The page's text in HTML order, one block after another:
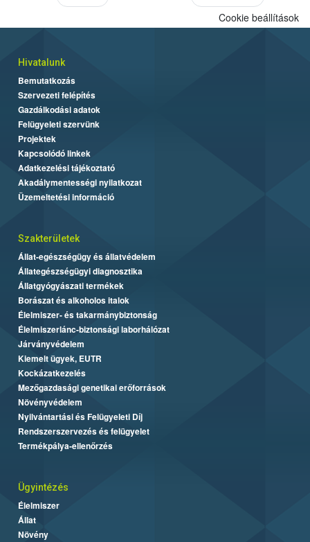
Cookie beállítások
Hivatalunk
Bemutatkozás
Szervezeti felépítés
Gazdálkodási adatok
Felügyeleti szervünk
Projektek
Kapcsolódó linkek
Adatkezelési tájékoztató
Akadálymentességi nyilatkozat
Üzemeltetési információ
Szakterületek
Állat-egészségügy és állatvédelem
Állategészségügyi diagnosztika
Állatgyógyászati termékek
Borászat és alkoholos italok
Élelmiszer- és takarmánybiztonság
Élelmiszerlánc-biztonsági laborhálózat
Járványvédelem
Kiemelt ügyek, EUTR
Kockázatkezelés
Mezőgazdasági genetikai erőforrások
Növényvédelem
Nyilvántartási és Felügyeleti Díj
Rendszerszervezés és felügyelet
Termékpálya-ellenőrzés
Ügyintézés
Élelmiszer
Állat
Növény